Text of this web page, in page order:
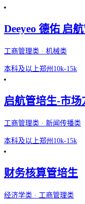
Deeyeo 德佑 启
工商管理类 · 机械类
本科及以上郑州 10k-15k
启航管培生-市场
工商管理类 · 新闻传播类
本科及以上郑州 10k-15k
财务核算管培生
经济学类 · 工商管理类